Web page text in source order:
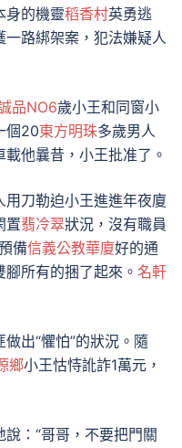
身的機靈稻香村英勇逃
一路綁架案，犯法嫌疑人
品NO6歲小王和同窗小
個20東方明珠多歲男人
他曩昔，小王批准了。
刀勒迫小王進進年夜廈
置翡冷翠狀況，沒有職員
備信義公教華廈好的通
所有的捆了起來。 名軒
出“懼怕”的狀況。隨
鄉小王怙恃訛詐1萬元，
：“哥哥，不要把門關